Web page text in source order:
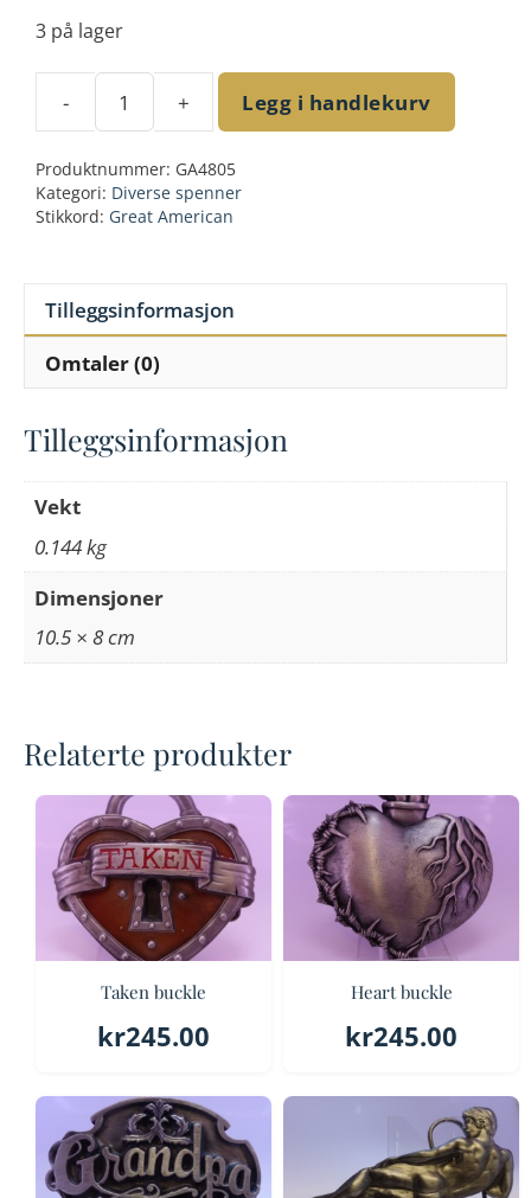
3 på lager
-
Iron
buckle
antall
+ Legg i handlekurv
Produktnummer: GA4805
Kategori: Diverse spenner
Stikkord: Great American
Tilleggsinformasjon
Omtaler (0)
Tilleggsinformasjon
Vekt
0.144 kg
Dimensjoner
10.5 × 8 cm
Relaterte produkter
Taken buckle
kr245.00
Heart buckle
kr245.00